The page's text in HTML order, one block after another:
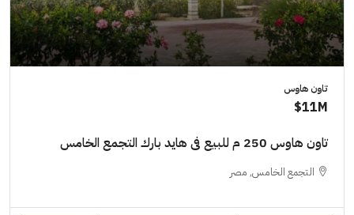
تاون هاوس
11M$
تاون هاوس 250 م للبيع فى هايد بارك التجمع الخامس
التجمع الخامس, مصر